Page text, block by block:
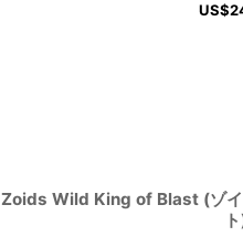
US$
Zoids Wild King of Blast (ゾイ